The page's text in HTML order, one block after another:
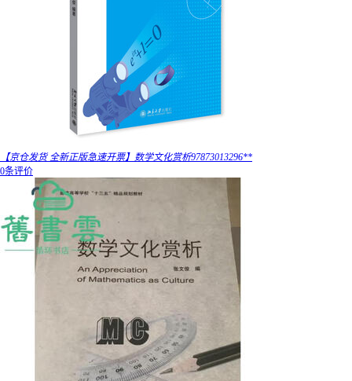
【京仓发货 全新正版急速开票】数学文化赏析97873013296**
0条评价